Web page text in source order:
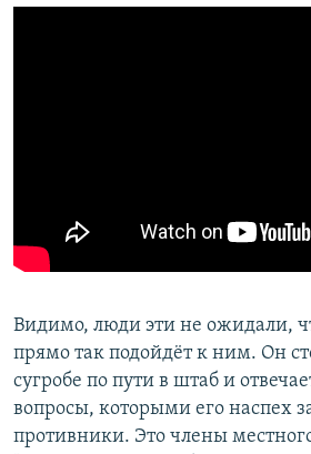
Видимо, люди эти не ожидали,
прямо так подойдёт к ним. Он
сугробе по пути в штаб и
вопросы, которыми его наспех
противники. Это члены